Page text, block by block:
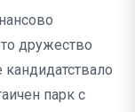
дружество
парк с